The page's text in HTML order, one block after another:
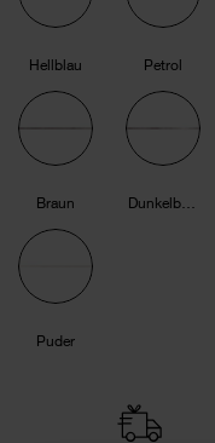
Hellblau Petrol
Braun Dunkelbraun
Puder